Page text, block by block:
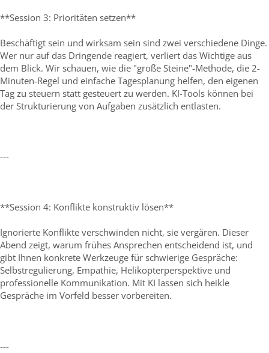
**Session 3: Prioritäten setzen**
Beschäftigt sein und wirksam sein sind zwei verschiedene Dinge.
Wer nur auf das Dringende reagiert, verliert das Wichtige aus
dem Blick. Wir schauen, wie die "große Steine"-Methode, die 2-
Minuten-Regel und einfache Tagesplanung helfen, den eigenen
Tag zu steuern statt gesteuert zu werden. KI-Tools können bei
der Strukturierung von Aufgaben zusätzlich entlasten.
---
**Session 4: Konflikte konstruktiv lösen**
Ignorierte Konflikte verschwinden nicht, sie vergären. Dieser
Abend zeigt, warum frühes Ansprechen entscheidend ist, und
gibt Ihnen konkrete Werkzeuge für schwierige Gespräche:
Selbstregulierung, Empathie, Helikopterperspektive und
professionelle Kommunikation. Mit KI lassen sich heikle
Gespräche im Vorfeld besser vorbereiten.
---